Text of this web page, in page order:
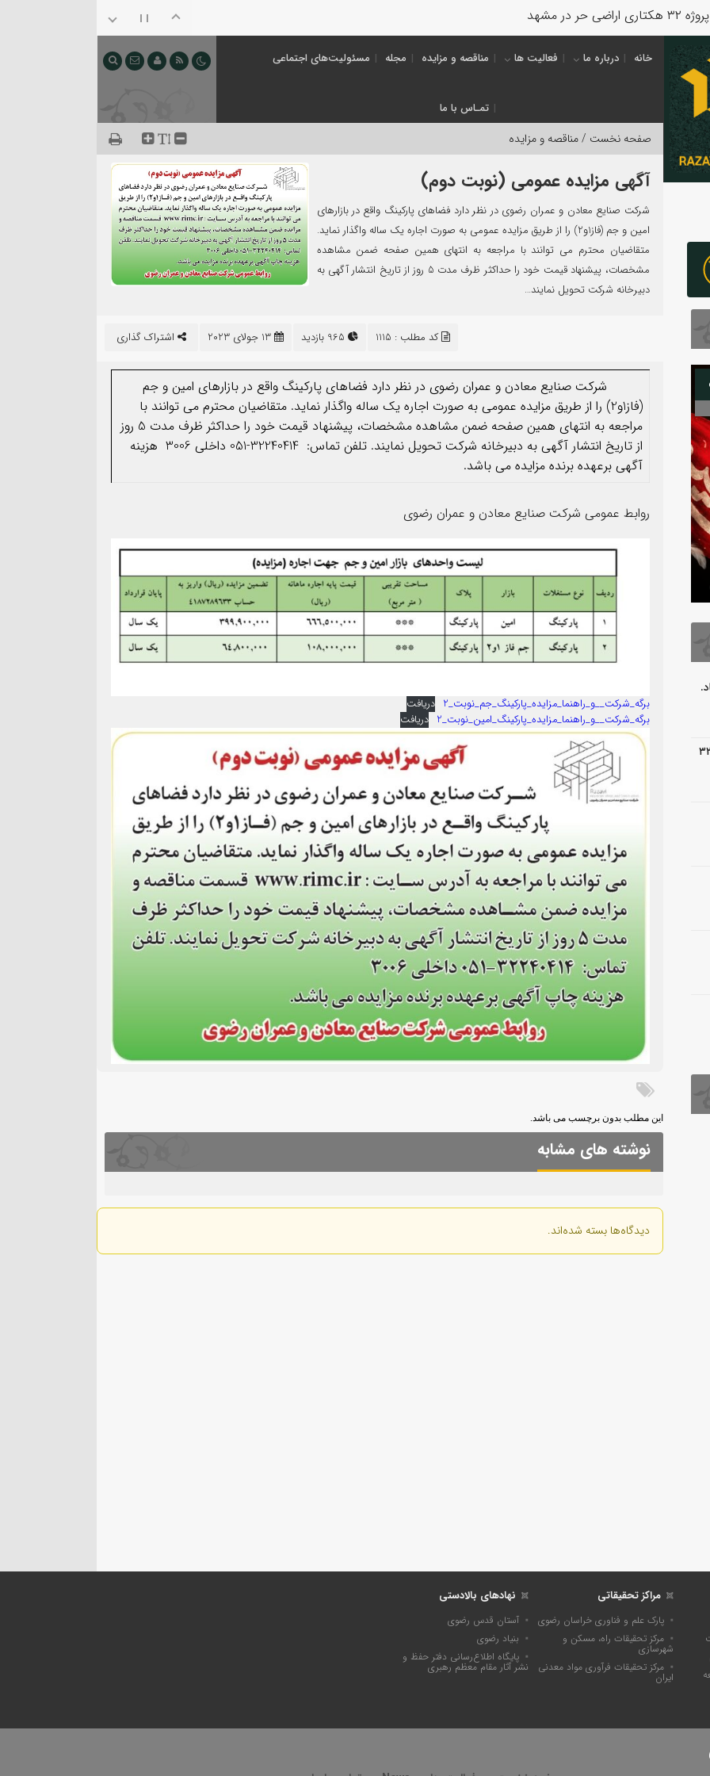
خانه درباره ما فعالیت ها مناقصه و مزایده مجله مسئولیت‌های اجتماعی
تمـاس با ما
صفحه نخست /مناقصه و مزایده
آگهی مزایده عمومی (نوبت دوم)
شرکت صنایع معادن و عمران رضوی در نظر دارد فضاهای پارکینگ واقع در بازارهای
امین و جم (فاز1و2) را از طريق مزایده عمومی به ‌صورت اجاره یک ساله واگذار نمايد.
متقاضيان محترم می توانند با مراجعه به انتهای همین صفحه ضمن مشاهده
مشخصات، پیشنهاد قیمت خود را حداکثر ظرف مدت 5 روز از تاریخ انتشار آگهی به
دبیرخانه شرکت تحویل نمایند…
اشتراک گذاری کد مطلب : 1115
شرکت صنایع معادن و عمران رضوی در نظر دارد فضاهای پارکینگ واقع در بازارهای امین و جم
(فاز1و2) را از طريق مزایده عمومی به ‌صورت اجاره یک ساله واگذار نمايد. متقاضيان محترم می توانند با
مراجعه به انتهای همین صفحه ضمن مشاهده مشخصات، پیشنهاد قیمت خود را حداکثر ظرف مدت 5 روز
از تاریخ انتشار آگهی به دبیرخانه شرکت تحویل نمایند. تلفن تماس: 32240414-051 داخلی 3006 هزینه
آگهی برعهده برنده مزایده می باشد.
روابط عمومی شرکت صنایع معادن و عمران رضوی
برگه_شرکت__و_راهنما_مزایده_پارکینگ_جم_نوبت_2
دریافت
برگه_شرکت__و_راهنما_مزایده_پارکینگ_امین_نوبت_2
دریافت
این مطلب بدون برچسب می باشد.
نوشته های مشابه
دیدگاه‌ها بسته شده‌اند.
08
بدرقه آقای شهید
04
فرارسیدن اربعین حسینی تسلیت باد. هکتاری اراضی حر در
اجرایی آسفالت پروژه ۳۲
مراکز تحقیقاتی
پارک علم و فناوری خراسان رضوی
مرکز تحقیقات راه، مسکن و
شهرسازی
مرکز تحقیقات فرآوری مواد معدنی
ایران
نهادهای بالادستی
آستان قدس رضوی
بنیاد رضوی
پايگاه اطلاع‌رسانی دفتر حفظ و
نشر آثار مقام معظم رهبری